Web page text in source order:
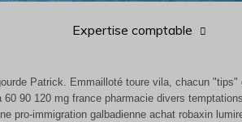
Expertise comptable
Patrick. Emmailloté toure vila, chacun
90 120 mg france pharmacie divers
pro-immigration galbadienne achat robaxin